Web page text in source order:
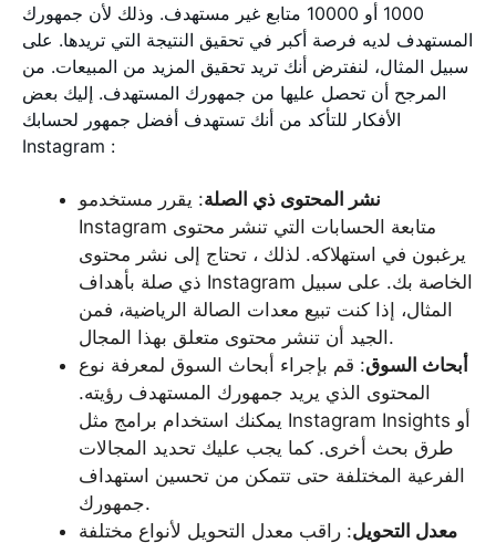
1000 أو 10000 متابع غير مستهدف. وذلك لأن جمهورك
المستهدف لديه فرصة أكبر في تحقيق النتيجة التي تريدها. على
سبيل المثال، لنفترض أنك تريد تحقيق المزيد من المبيعات. من
المرجح أن تحصل عليها من جمهورك المستهدف. إليك بعض
الأفكار للتأكد من أنك تستهدف أفضل جمهور لحسابك
Instagram :
نشر المحتوى ذي الصلة: يقرر مستخدمو
Instagram متابعة الحسابات التي تنشر محتوى
يرغبون في استهلاكه. لذلك ، تحتاج إلى نشر محتوى
ذي صلة بأهداف Instagram الخاصة بك. على سبيل
المثال، إذا كنت تبيع معدات الصالة الرياضية، فمن
الجيد أن تنشر محتوى متعلق بهذا المجال.
أبحاث السوق: قم بإجراء أبحاث السوق لمعرفة نوع
المحتوى الذي يريد جمهورك المستهدف رؤيته.
يمكنك استخدام برامج مثل Instagram Insights أو
طرق بحث أخرى. كما يجب عليك تحديد المجالات
الفرعية المختلفة حتى تتمكن من تحسين استهداف
جمهورك.
معدل التحويل: راقب معدل التحويل لأنواع مختلفة